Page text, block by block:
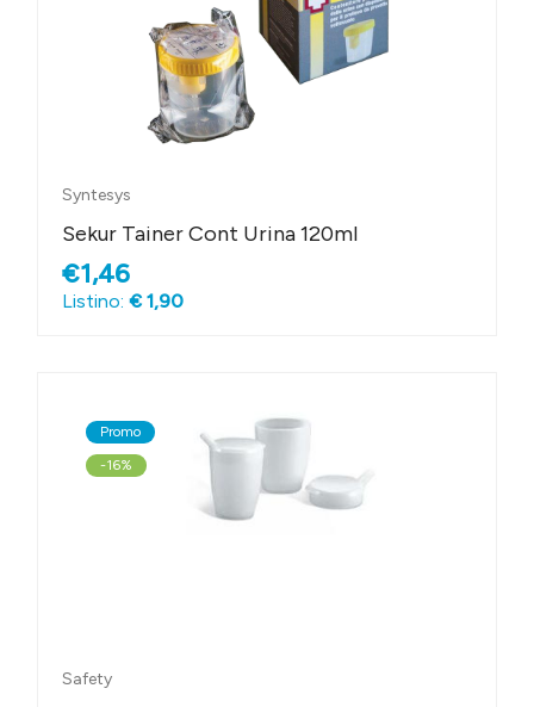
Syntesys
Sekur Tainer Cont Urina 120ml
€1,46
Listino: € 1,90
Promo
-16%
Safety